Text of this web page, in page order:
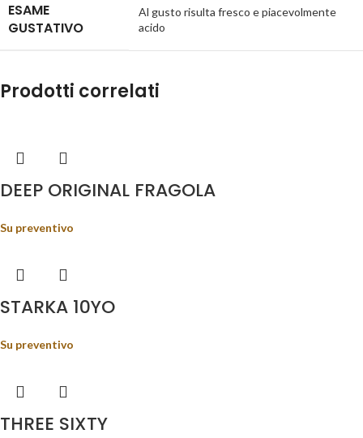
ESAME
GUSTATIVO
Al gusto risulta fresco e piacevolmente
acido
Prodotti correlati
DEEP ORIGINAL FRAGOLA
Su preventivo
STARKA 10YO
Su preventivo
THREE SIXTY